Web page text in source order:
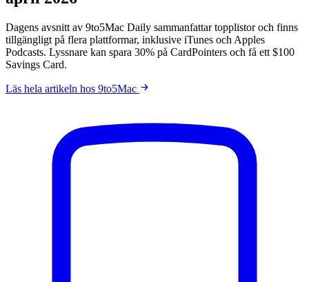
Dagens avsnitt av 9to5Mac Daily sammanfattar topplistor och finns
tillgängligt på flera plattformar, inklusive iTunes och Apples
Podcasts. Lyssnare kan spara 30% på CardPointers och få ett $100
Savings Card.
Läs hela artikeln hos 9to5Mac